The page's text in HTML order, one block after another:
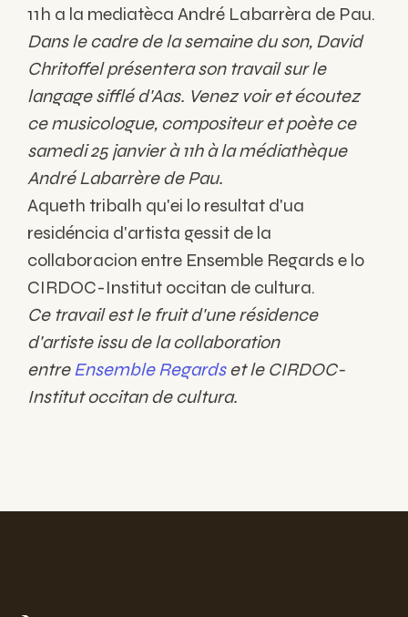
11h a la mediatèca André Labarrèra de Pau.
Dans le cadre de la semaine du son, David
Chritoffel présentera son travail sur le
langage sifflé d'Aas. Venez voir et écoutez
ce musicologue, compositeur et poète ce
samedi 25 janvier à 11h à la médiathèque
André Labarrère de Pau.
Aqueth tribalh qu'ei lo resultat d'ua
residéncia d'artista gessit de la
collaboracion entre Ensemble Regards e lo
CIRDOC-Institut occitan de cultura.
Ce travail est le fruit d'une résidence
d'artiste issu de la collaboration
entre Ensemble Regards et le CIRDOC-
Institut occitan de cultura.